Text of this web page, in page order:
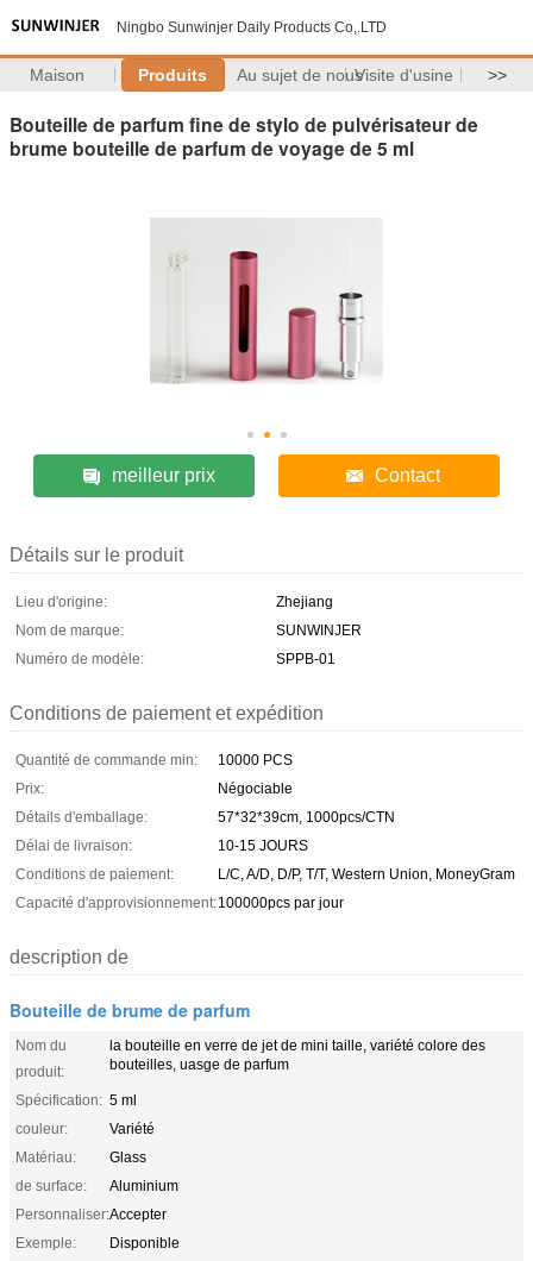
Ningbo Sunwinjer Daily Products Co,.LTD
Maison Produits Au sujet de nousVisite d'usine >>
Bouteille de parfum fine de stylo de pulvérisateur de
brume bouteille de parfum de voyage de 5 ml
meilleur prix Contact
Détails sur le produit
Lieu d'origine:
Zhejiang
Nom de marque:
SUNWINJER
Numéro de modèle:
SPPB-01
Conditions de paiement et expédition
Quantité de commande min:
10000 PCS
Prix:
Négociable
Détails d'emballage:
57*32*39cm, 1000pcs/CTN
Délai de livraison:
10-15 JOURS
Conditions de paiement:
L/C, A/D, D/P, T/T, Western Union, MoneyGram
Capacité d'approvisionnement:100000pcs par jour
description de
Bouteille de brume de parfum
Nom du
produit:
la bouteille en verre de jet de mini taille, variété colore des
bouteilles, uasge de parfum
Spécification: 5 ml
couleur:
Variété
Matériau:
Glass
de surface:
Aluminium
Personnaliser:Accepter
Exemple:
Disponible